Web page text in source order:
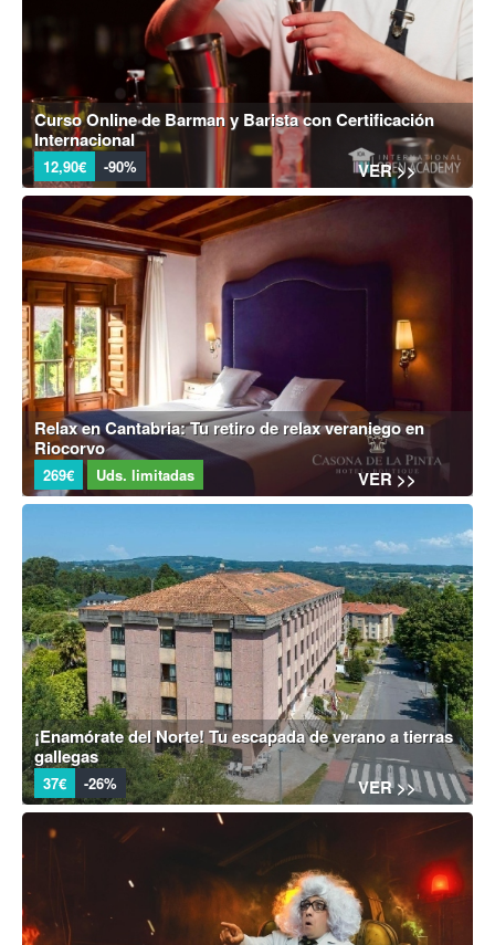
Curso Online de Barman y Barista con Certificación
Internacional
12,90€ -90% VER >>
Relax en Cantabria: Tu retiro de relax veraniego en
Riocorvo
269€ Uds. limitadas VER >>
¡Enamórate del Norte! Tu escapada de verano a tierras
gallegas
37€ -26% VER >>